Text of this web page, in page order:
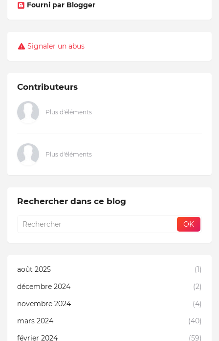
Fourni par Blogger
Signaler un abus
Contributeurs
Plus d'éléments
Plus d'éléments
Rechercher dans ce blog
août 2025
(1)
décembre 2024
(2)
novembre 2024
(4)
mars 2024
(40)
février 2024
(59)